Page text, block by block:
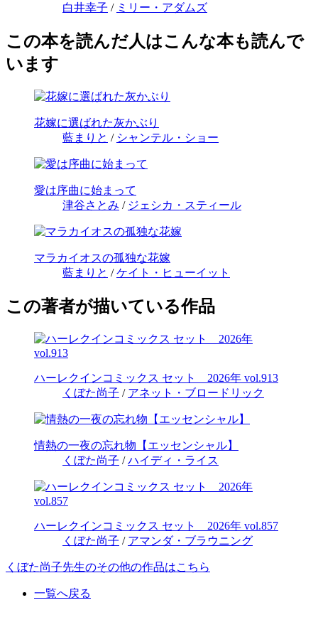
白井幸子 / ミリー・アダムズ
この本を読んだ人はこんな本も読んで
います
花嫁に選ばれた灰かぶり
藍まりと / シャンテル・ショー
愛は序曲に始まって
津谷さとみ / ジェシカ・スティール
マラカイオスの孤独な花嫁
藍まりと /ケイト・ヒューイット
この著者が描いている作品
ハーレクインコミックス セット 2026年 vol.913
くぼた尚子 / アネット・ブロードリック
情熱の一夜の忘れ物【エッセンシャル】
くぼた尚子 /ハイディ・ライス
ハーレクインコミックス セット 2026年 vol.857
くぼた尚子 / アマンダ・ブラウニング
くぼた尚子先生のその他の作品はこちら
一覧へ戻る